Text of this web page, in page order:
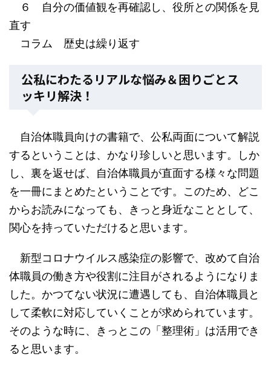
６ 自分の価値観を再確認し、役所との関係を見
直す
コラム 歴史は繰り返す
公私にわたるリアルな悩み＆困りごとス
ッキリ解決！
自治体職員向けの書籍で、公私両面について解説
するということは、かなり珍しいと思います。しか
し、裏を返せば、自治体職員が直面する様々な問題
を一冊にまとめたということです。このため、どこ
からお読みになっても、きっと身近なこととして、
関心を持っていただけると思います。
新型コロナウイルス感染症の影響で、改めて自治
体職員の働き方や役割に注目がされるようになりま
した。かつてない状況に遭遇しても、自治体職員と
して柔軟に対応していくことが求められています。
そのような時に、きっとこの「整理術」は活用でき
ると思います。